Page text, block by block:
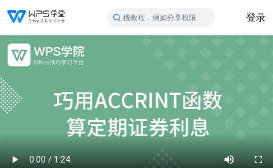
搜教程，例如分享权限 登录